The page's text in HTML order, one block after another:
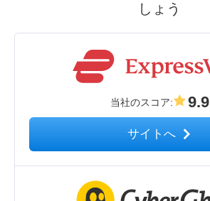
しょう
当社のスコア: 9.9
サイトへ